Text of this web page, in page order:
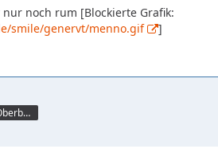
noch rum [Blockierte Grafik:
smile/genervt/menno.gif
]
Tennisexperte & Oberbüffel